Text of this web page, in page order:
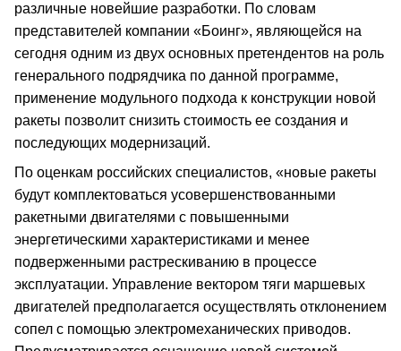
различные новейшие разработки. По словам
представителей компании «Боинг», являющейся на
сегодня одним из двух основных претендентов на роль
генерального подрядчика по данной программе,
применение модульного подхода к конструкции новой
ракеты позволит снизить стоимость ее создания и
последующих модернизаций.
По оценкам российских специалистов, «новые ракеты
будут комплектоваться усовершенствованными
ракетными двигателями с повышенными
энергетическими характеристиками и менее
подверженными растрескиванию в процессе
эксплуатации. Управление вектором тяги маршевых
двигателей предполагается осуществлять отклонением
сопел с помощью электромеханических приводов.